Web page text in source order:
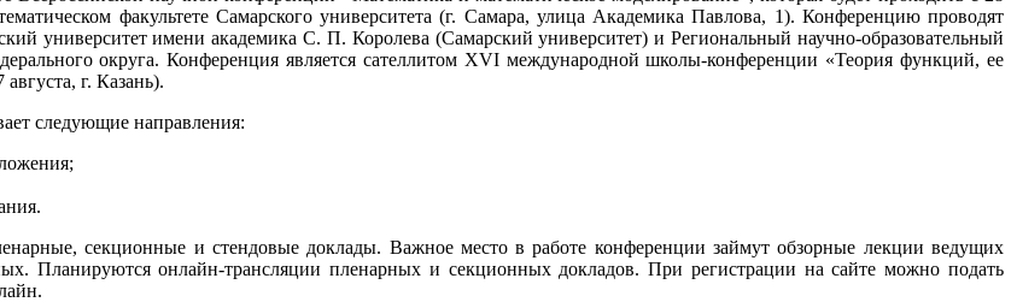
факультете Самарского университета (г. Самара, улица Академика Павлова, 1). Конференцию проводят
университет имени академика С. П. Королева (Самарский университет) и Региональный научно-образовательный
округа. Конференция является сателлитом XVI международной школы-конференции «Теория функций, ее
г. Казань).
следующие направления:
секционные и стендовые доклады. Важное место в работе конференции займут обзорные лекции ведущих
Планируются онлайн-трансляции пленарных и секционных докладов. При регистрации на сайте можно подать